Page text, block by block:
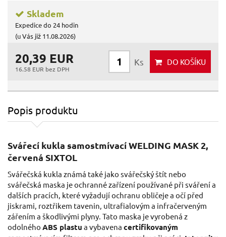
Skladem
Expedice do 24 hodin
(u Vás již 11.08.2026)
20,39 EUR
16.58 EUR bez DPH
Ks DO KOŠÍKU
Popis produktu
Svářecí kukla samostmívací WELDING MASK 2,
červená SIXTOL
Svářečská kukla známá také jako svářečský štít nebo
svářečská maska je ochranné zařízení používané při sváření a
dalších pracích, které vyžadují ochranu obličeje a očí před
jiskrami, roztřikem tavenin, ultrafialovým a infračerveným
zářením a škodlivými plyny. Tato maska je vyrobená z
odolného ABS plastu a vybavena certifikovaným